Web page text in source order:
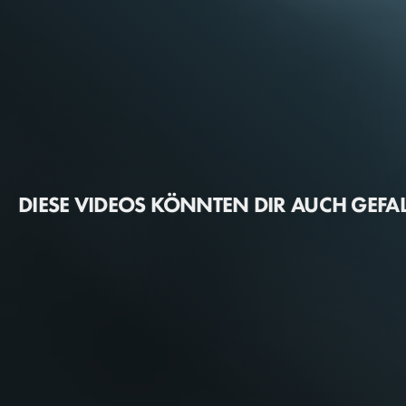
DIESE VIDEOS KÖNNTEN DIR AUCH